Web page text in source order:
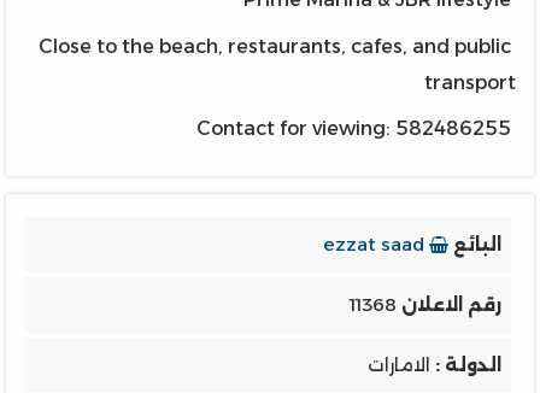
Close to the beach, restaurants, cafes, and public
transport
البائع
رقم الاعلان 11368
الدولة : الامارات